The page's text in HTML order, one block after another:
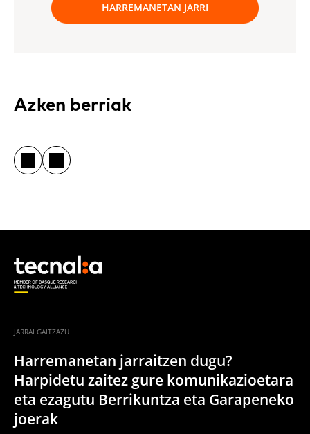
HARREMANETAN JARRI
Azken berriak
JARRAI GAITZAZU
Harremanetan jarraitzen dugu?
Harpidetu zaitez gure komunikazioetara
eta ezagutu Berrikuntza eta Garapeneko
joerak